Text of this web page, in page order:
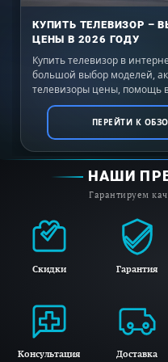
уровнями
кипячения воды,
и медленного
Ключевые
Распознавание
Функция
1 конфорка
КУПИТЬ ТЕЛЕВИЗОР –
ЦЕНЫ В 2026 ГОДУ
Купить телевизор в
большой выбор моделей,
телевизоры цены, помощь
выгодные условия покупки
всей России.ПЕРЕЙТИ К
НАШИ
Гарантируем
Скидки Гарантия
Консультация Доставка